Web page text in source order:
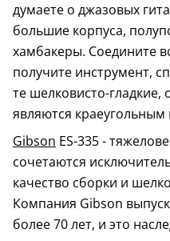
думаете о джазовых
большие корпуса,
хамбакеры. Соедините
получите инструмент,
те шелковисто-гладкие,
являются
Gibson ES-335 -
сочетаются
качество сборки и
Компания Gibson
более 70 лет, и это